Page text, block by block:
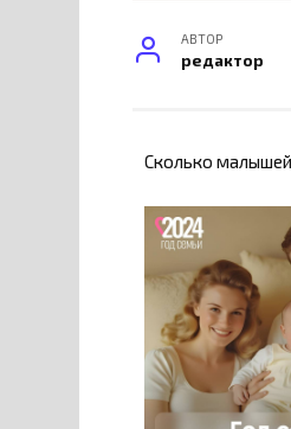
АВТОР
редактор
Сколько малышей